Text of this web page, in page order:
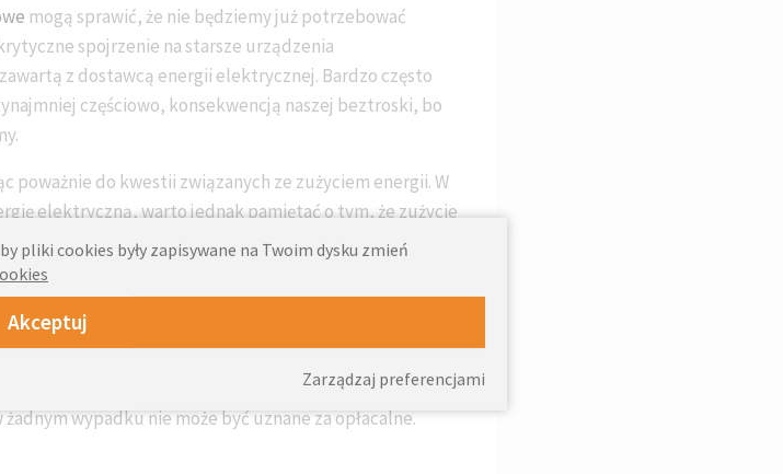
mogą sprawić, że nie będziemy już potrzebować
spojrzenie na starsze urządzenia
z dostawcą energii elektrycznej. Bardzo często
częściowo, konsekwencją naszej beztroski, bo
poważnie do kwestii związanych ze zużyciem energii. W
elektryczną, warto jednak pamiętać o tym, że zużycie
kontrolowane. Najlepiej zacząć od
wyłączania
czasie można przyjemnie zaskoczyć się zyskami, jakie
Wiele osób potwierdza też, że może pochwalić
decyzji o zakupie zmywarki do naczyń. Sprawdzonym, a
energii. W wielu domach ciągle stosowane są
wypadku nie może być uznane za opłacalne.
pliki cookies były zapisywane na Twoim dysku zmień
Akceptuj
Zarządzaj preferencjami